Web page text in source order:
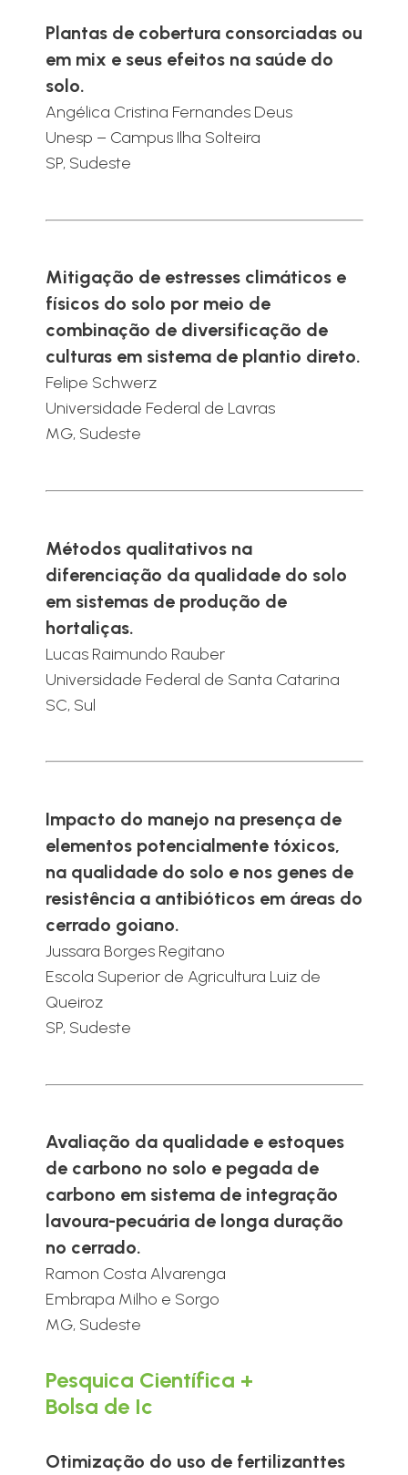
Plantas de cobertura consorciadas ou
em mix e seus efeitos na saúde do
solo.
Angélica Cristina Fernandes Deus
Unesp – Campus Ilha Solteira
SP, Sudeste
Mitigação de estresses climáticos e
físicos do solo por meio de
combinação de diversificação de
culturas em sistema de plantio direto.
Felipe Schwerz
Universidade Federal de Lavras
MG, Sudeste
Métodos qualitativos na
diferenciação da qualidade do solo
em sistemas de produção de
hortaliças.
Lucas Raimundo Rauber
Universidade Federal de Santa Catarina
SC, Sul
Impacto do manejo na presença de
elementos potencialmente tóxicos,
na qualidade do solo e nos genes de
resistência a antibióticos em áreas do
cerrado goiano.
Jussara Borges Regitano
Escola Superior de Agricultura Luiz de
Queiroz
SP, Sudeste
Avaliação da qualidade e estoques
de carbono no solo e pegada de
carbono em sistema de integração
lavoura-pecuária de longa duração
no cerrado.
Ramon Costa Alvarenga
Embrapa Milho e Sorgo
MG, Sudeste
Pesquica Científica +
Bolsa de Ic
Otimização do uso de fertilizanttes